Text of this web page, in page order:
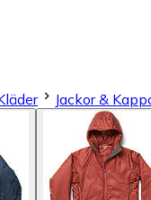
Jackor &